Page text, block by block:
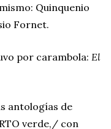
Quinquenio
Fornet.
por carambola: El
antologías de
verde,/ con